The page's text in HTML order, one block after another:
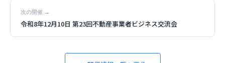
次の開催 →
令和8年12月10日 第23回不動産事業者ビジネス交流会